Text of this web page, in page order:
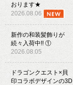
おります★
2026.08.06
新作の和装髪飾りが
続々入荷中!! ①
2026.08.05
ドラゴンクエスト×貝
印コラボデザインの3D